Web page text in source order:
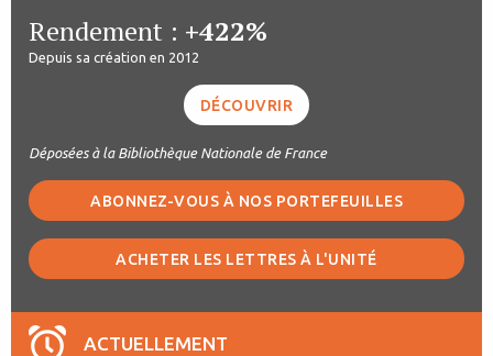
Rendement : +422%
Depuis sa création en 2012
DÉCOUVRIR
Déposées à la Bibliothèque Nationale de France
ABONNEZ-VOUS À NOS PORTEFEUILLES
ACHETER LES LETTRES À L'UNITÉ
ACTUELLEMENT